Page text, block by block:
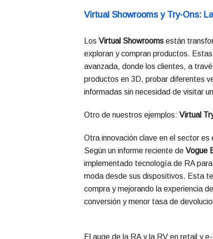
Virtual Showrooms y Try-Ons:
LosVirtual Showrooms están
exploran y compran productos.
avanzada, donde los clientes, a
productos en 3D, probar diferentes
informadas sin necesidad de visitar
Otro de nuestros ejemplos: Virtual
Otra innovación clave en el sector es
Según un informe reciente deVogue
implementado tecnología de RA
moda desde sus dispositivos. Esta
compra y mejorando la experiencia
conversión y menor tasa de
El auge de la RA y la RV en retail y